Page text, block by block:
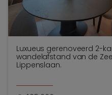
Luxueus gerenoveerd 2-
wandelafstand van de
Lippenslaan.